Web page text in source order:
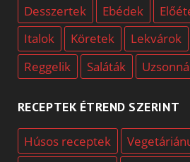
Desszertek Ebédek
Italok
Köretek Lekvárok
Reggelik
Saláták
RECEPTEK ÉTREND SZERINT
Húsos receptek